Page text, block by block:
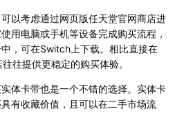
以考虑通过网页版任天堂官网商店进
用电脑或手机等设备完成购买流程，
，可在Switch上下载。相比直接在
往提供更稳定的购买体验。
体卡带也是一个不错的选择。实体卡
有收藏价值，且可以在二手市场流